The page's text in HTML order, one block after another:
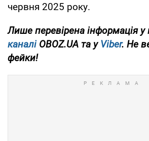
червня 2025 року.
Лише перевірена інформація у
каналіOBOZ.UA та уViber. Не
фейки!